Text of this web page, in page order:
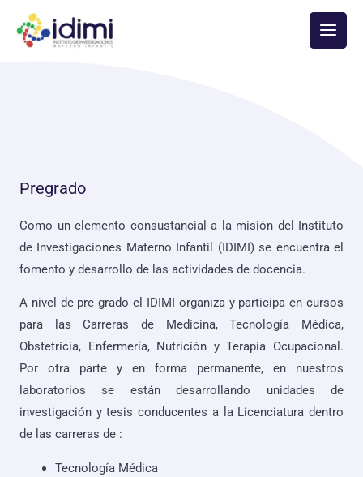
Main
Menu
Pregrado
Como un elemento consustancial a la misión del Instituto
de Investigaciones Materno Infantil (IDIMI) se encuentra el
fomento y desarrollo de las actividades de docencia.
A nivel de pre grado el IDIMI organiza y participa en cursos
para las Carreras de Medicina, Tecnología Médica,
Obstetricia, Enfermería, Nutrición y Terapia Ocupacional.
Por otra parte y en forma permanente, en nuestros
laboratorios se están desarrollando unidades de
investigación y tesis conducentes a la Licenciatura dentro
de las carreras de :
Tecnología Médica